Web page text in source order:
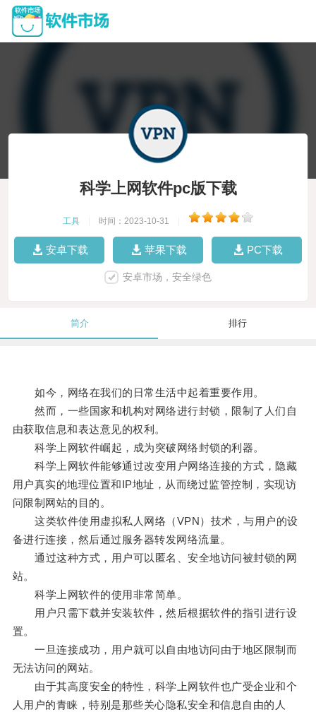
科学上网软件pc版下载
工具 时间：2023-10-31
安卓下载 苹果下载 PC下载
安卓市场，安全绿色
简介 排行
如今，网络在我们的日常生活中起着重要作用。
然而，一些国家和机构对网络进行封锁，限制了人们自
由获取信息和表达意见的权利。
科学上网软件崛起，成为突破网络封锁的利器。
科学上网软件能够通过改变用户网络连接的方式，隐藏
用户真实的地理位置和IP地址，从而绕过监管控制，实现访
问限制网站的目的。
这类软件使用虚拟私人网络（VPN）技术，与用户的设
备进行连接，然后通过服务器转发网络流量。
通过这种方式，用户可以匿名、安全地访问被封锁的网
站。
科学上网软件的使用非常简单。
用户只需下载并安装软件，然后根据软件的指引进行设
置。
一旦连接成功，用户就可以自由地访问由于地区限制而
无法访问的网站。
由于其高度安全的特性，科学上网软件也广受企业和个
人用户的青睐，特别是那些关心隐私安全和信息自由的人